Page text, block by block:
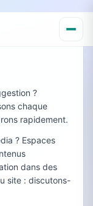
?
chaque
rapidement.
? Espaces
dans des
site : discutons-